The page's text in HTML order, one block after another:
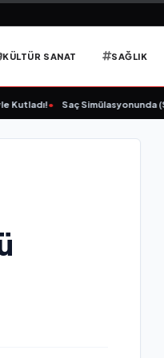
KÜLTÜR SANAT SAĞLIK
Saç Simülasyonunda (SMP)